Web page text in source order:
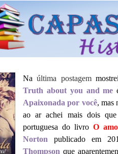
Naúltima postagem
Truth about you and me
Apaixonada por você, mas
ao ar achei mais dois que
portuguesa do livro O
Norton publicado em
Thompson que